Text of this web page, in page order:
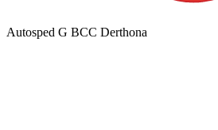
Autosped G BCC Derthona